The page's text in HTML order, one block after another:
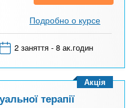
Подробно о курсе
2 заняття - 8 ак.годин
терапії
Акція